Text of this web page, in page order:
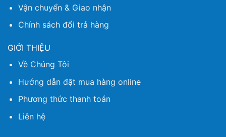
Vận chuyển & Giao nhận
Chính sách đổi trả hàng
GIỚI THIỆU
Về Chúng Tôi
Hướng dẫn đặt mua hàng online
Phương thức thanh toán
Liên hệ